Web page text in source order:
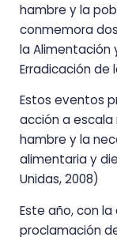
hambre y la
conmemora
la Alimentación
Erradicación de
Estos eventos
acción a
hambre y la
alimentaria y
Unidas, 2008)
Este año, con
proclamación